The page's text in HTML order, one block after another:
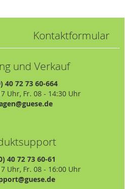
Kontaktformular
und Verkauf
40 72 73 60-664
Uhr, Fr. 08 - 14:30 Uhr
40 72 73 60-61
Uhr, Fr. 08 - 16:00 Uhr